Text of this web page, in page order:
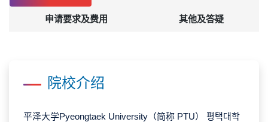
申请要求及费用 其他及答疑
院校介绍
平泽大学Pyeongtaek University（简称 PTU） 평택대학